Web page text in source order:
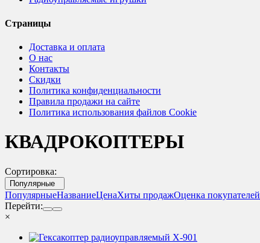
Страницы
Доставка и оплата
О нас
Контакты
Скидки
Политика конфиденциальности
Правила продажи на сайте
Политика использования файлов Cookie
КВАДРОКОПТЕРЫ
Сортировка:
Популярные
ПопулярныеНазваниеЦенаХиты продажОценка покупателей
Перейти:
×